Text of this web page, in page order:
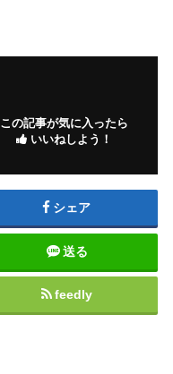
この記事が気に入ったら
いいねしよう！
シェア
送る
feedly